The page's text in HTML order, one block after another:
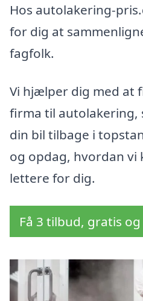
Hos autolakering-
for dig at
fagfolk.
Vi hjælper dig med at
firma til autolakering,
din bil tilbage i
og opdag, hvordan vi
lettere for dig.
Få 3 tilbud, gratis